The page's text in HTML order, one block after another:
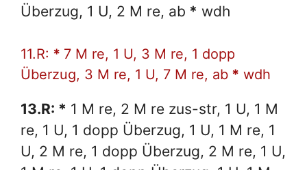
Überzug, 1 U, 2 M re, ab * wdh
11.R: * 7 M re, 1 U, 3 M re, 1 dopp
Überzug, 3 M re, 1 U, 7 M re, ab * wdh
13.R: * 1 M re, 2 M re zus-str, 1 U, 1 M
re, 1 U, 1 dopp Überzug, 1 U, 1 M re, 1
U, 2 M re, 1 dopp Überzug, 2 M re, 1 U,